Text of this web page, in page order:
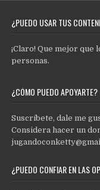
¿PUEDO USAR TUS
¡Claro! Que mejor que
personas.
¿CÓMO PUEDO APOYARTE?
Suscríbete, dale me
Considera hacer un
¿PUEDO CONFIAR EN LAS